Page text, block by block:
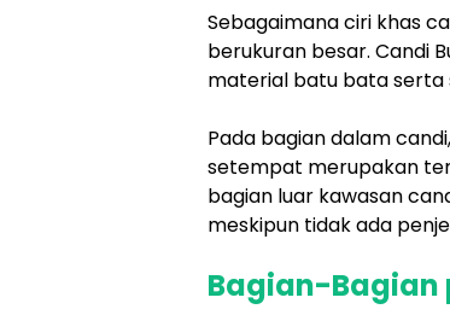
Sebagaimana ciri khas
berukuran besar. Candi
material batu bata serta
Pada bagian dalam
setempat merupakan
bagian luar kawasan
meskipun tidak ada
Bagian-Bagian